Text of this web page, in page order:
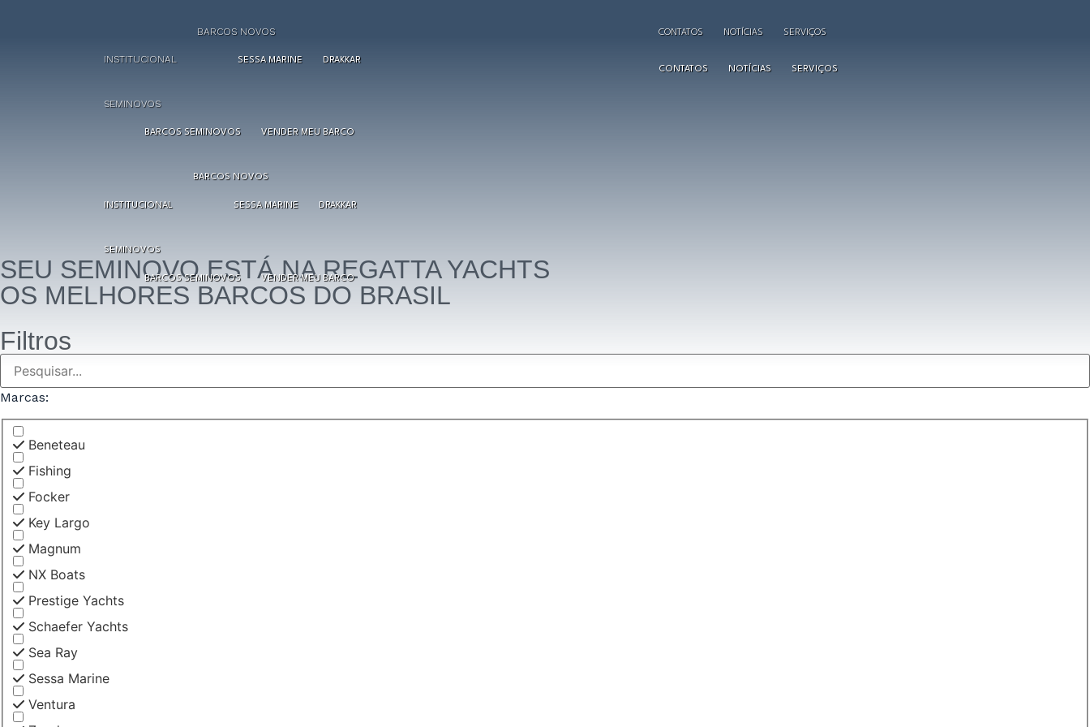
INSTITUCIONAL
BARCOS NOVOS
SESSA MARINE DRAKKAR
SEMINOVOS
BARCOS SEMINOVOS VENDER MEU BARCO
INSTITUCIONAL
BARCOS NOVOS
SESSA MARINE DRAKKAR
SEMINOVOS
BARCOS SEMINOVOS VENDER MEU BARCO
CONTATOS NOTÍCIAS SERVIÇOS
CONTATOS NOTÍCIAS SERVIÇOS
SEU SEMINOVO ESTÁ NA REGATTA YACHTS
OS MELHORES BARCOS DO BRASIL
Filtros
Marcas:
Beneteau
Fishing
Focker
Key Largo
Magnum
NX Boats
Prestige Yachts
Schaefer Yachts
Sea Ray
Sessa Marine
Ventura